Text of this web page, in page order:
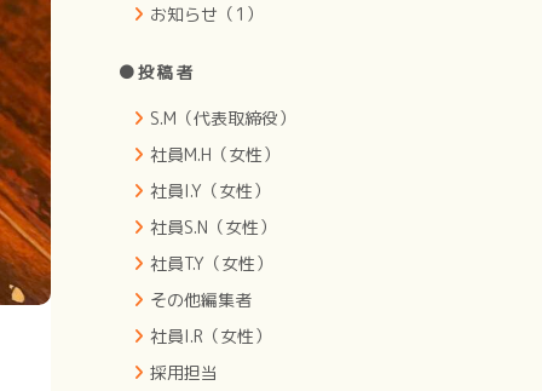
お知らせ（1）
●投稿者
S.M（代表取締役）
社員M.H（女性）
社員I.Y（女性）
社員S.N（女性）
社員T.Y（女性）
その他編集者
社員I.R（女性）
採用担当